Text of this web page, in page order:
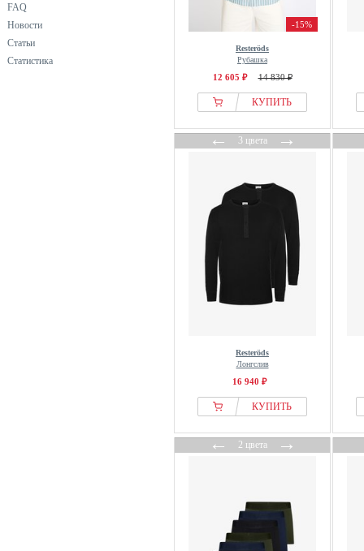
FAQ
Новости
Статьи
Статистика
-15%
Resteröds
Рубашка
12 605 ₽ 14 830 ₽
КУПИТЬ
←3 цвета→
Resteröds
Лонгслив
16 940 ₽
КУПИТЬ
←2 цвета→